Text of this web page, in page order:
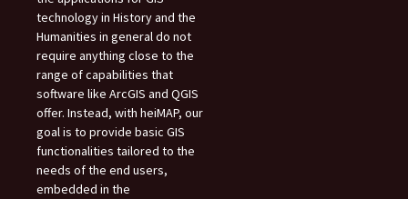
technology in History and the
Humanities in general do not
require anything close to the
range of capabilities that
software like ArcGIS and QGIS
offer. Instead, with heiMAP, our
goal is to provide basic GIS
functionalities tailored to the
needs of the end users,
embedded in the